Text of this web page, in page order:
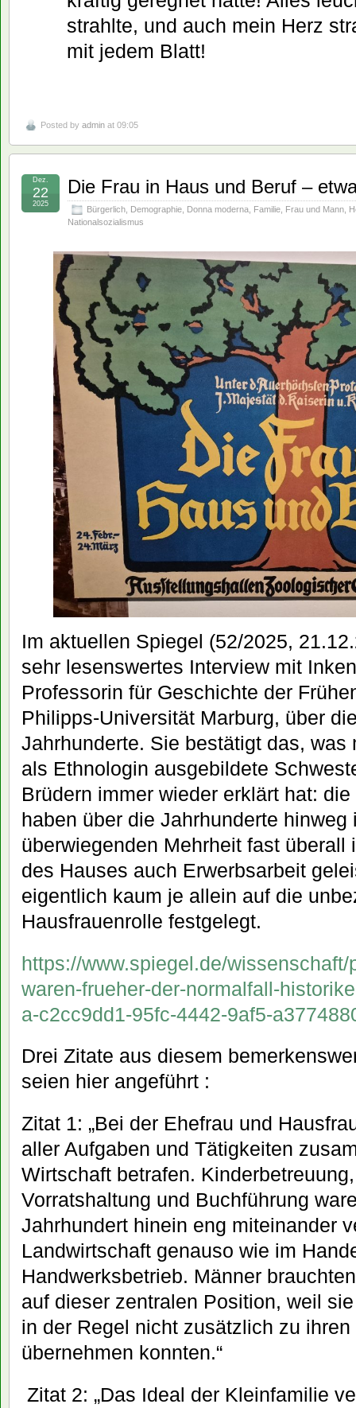
strahlte, und auch mein Herz
mit jedem Blatt!
Posted by admin at 09:05
Die Frau in Haus und Beruf –
Bürgerlich Demographie Donna moderna Familie Frau und Mann
Nationalsozialismus
Dez.
22
2025
Im aktuellen Spiegel (52/2025,
sehr lesenswertes Interview mit
Professorin für Geschichte der
Philipps-Universität Marburg, über
Jahrhunderte. Sie bestätigt das, was
als Ethnologin ausgebildete
Brüdern immer wieder erklärt hat:
haben über die Jahrhunderte hinweg
überwiegenden Mehrheit fast überall
des Hauses auch Erwerbsarbeit
eigentlich kaum je allein auf die
Hausfrauenrolle festgelegt.
https://www.spiegel.de/
waren-frueher-der-normalfall-
a-c2cc9dd1-95fc-4442-9af5-
Drei Zitate aus diesem
seien hier angeführt :
Zitat 1: „Bei der Ehefrau und
aller Aufgaben und Tätigkeiten
Wirtschaft betrafen.
Vorratshaltung und Buchführung
Jahrhundert hinein eng miteinander
Landwirtschaft genauso wie im
Handwerksbetrieb. Männer
auf dieser zentralen Position, weil
in der Regel nicht zusätzlich zu
übernehmen konnten.“
Zitat 2: „Das Ideal der Kleinfamilie